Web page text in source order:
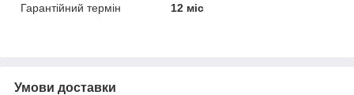
Гарантійний термін
12 міс
Умови доставки